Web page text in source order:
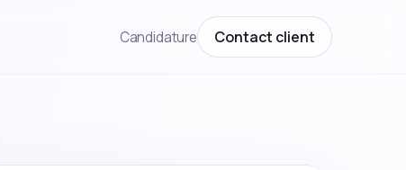
Candidature Contact client